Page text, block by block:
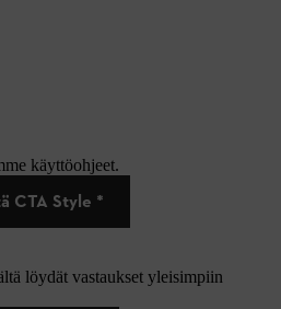
käyttöohjeet.
CTA Style *
löydät vastaukset yleisimpiin